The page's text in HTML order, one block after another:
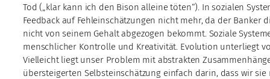
Tod („klar kann ich den Bison alleine töten“). In sozialen
Feedback auf Fehleinschätzungen nicht mehr, da der Banker
nicht von seinem Gehalt abgezogen bekommt. Soziale
menschlicher Kontrolle und Kreativität. Evolution unterliegt
Vielleicht liegt unser Problem mit abstrakten
übersteigerten Selbsteinschätzung einfach darin, dass wir